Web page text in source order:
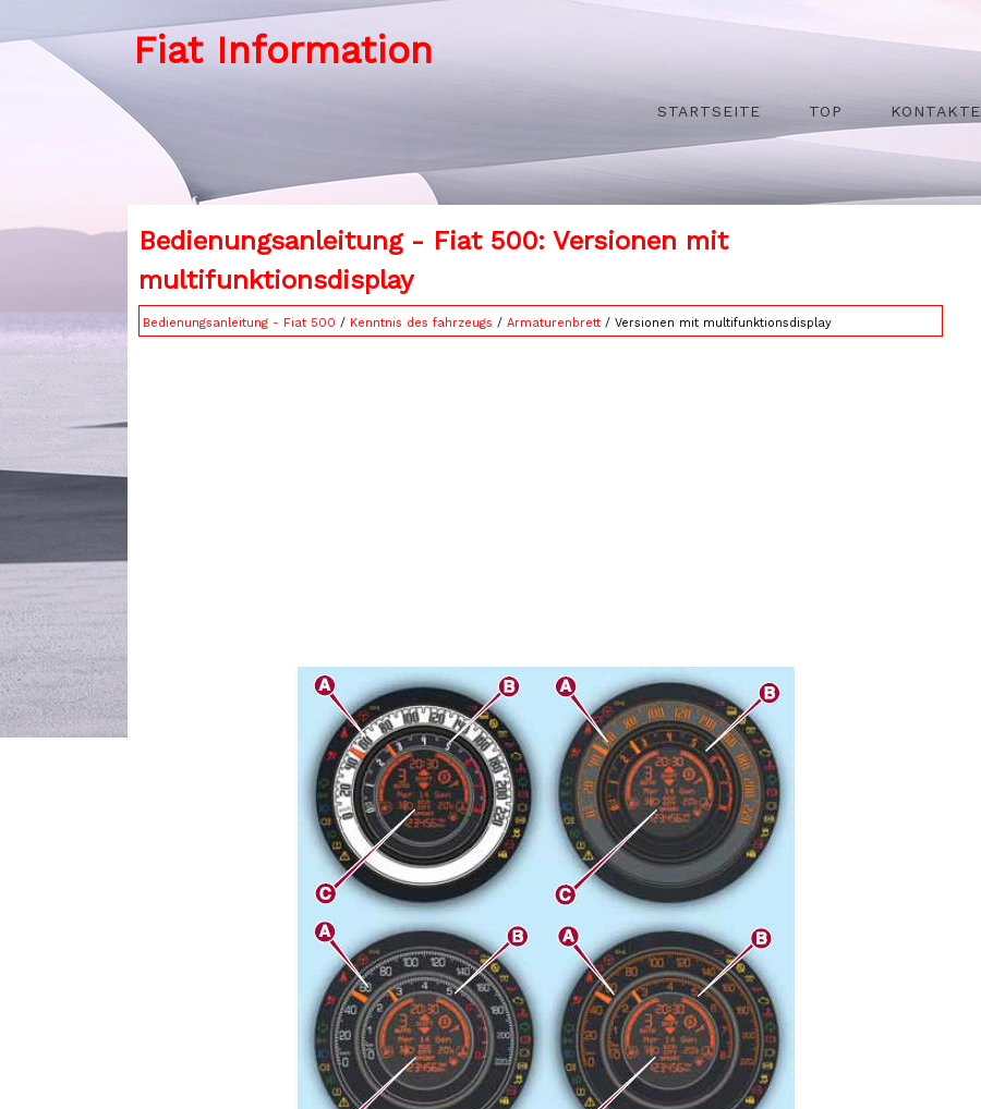
Fiat Information
STARTSEITE TOP KONTAKTE
Bedienungsanleitung - Fiat 500: Versionen mit
multifunktionsdisplay
Bedienungsanleitung - Fiat 500 / Kenntnis des fahrzeugs / Armaturenbrett / Versionen mit multifunktionsdisplay